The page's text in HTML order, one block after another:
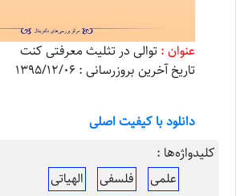
عنوان : توالی در تثلیث معرفتی کنت
تاریخ آخرین بروزرسانی : 1395/12/06
دانلود با کیفیت اصلی
کلیدواژه‌ها :
علمی
فلسفی الهیاتی